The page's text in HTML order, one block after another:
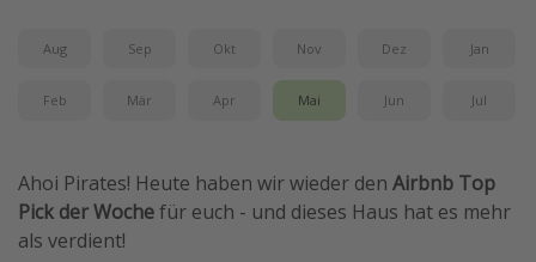
Aug Sep Okt Nov Dez Jan
Feb Mär Apr Mai Jun Jul
Ahoi Pirates! Heute haben wir wieder den Airbnb Top
Pick der Wochefür euch - und dieses Haus hat es mehr
als verdient!